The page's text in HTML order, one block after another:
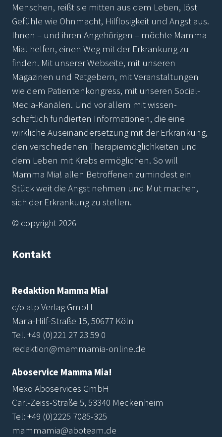
Menschen, reißt sie mitten aus dem Leben, löst
Gefühle wie Ohnmacht, Hilflosigkeit und Angst aus.
Ihnen – und ihren Angehörigen – möchte Mamma
Mia! helfen, einen Weg mit der Erkrankung zu
finden. Mit unserer Webseite, mit unseren
Magazinen und Ratgebern, mit Veranstaltungen
wie dem Patientenkongress, mit unseren Social-
Media-Kanälen. Und vor allem mit wissen-
schaftlich fundierten Informationen, die eine
wirkliche Auseinandersetzung mit der Erkrankung,
den verschiedenen Therapiemöglichkeiten und
dem Leben mit Krebs ermöglichen. So will
Mamma Mia! allen Betroffenen zumindest ein
Stück weit die Angst nehmen und Mut machen,
sich der Erkrankung zu stellen.
© copyright 2026
Kontakt
Redaktion Mamma Mia!
c/o atp Verlag GmbH
Maria-Hilf-Straße 15, 50677 Köln
Tel. +49 (0)221 27 23 59 0
redaktion@mammamia-online.de
Aboservice Mamma Mia!
Mexo Aboservices GmbH
Carl-Zeiss-Straße 5, 53340 Meckenheim
Tel: +49 (0)2225 7085-325
mammamia@aboteam.de